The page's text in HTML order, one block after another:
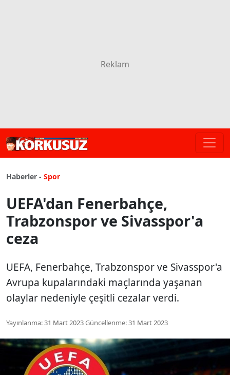
Haberler - Spor
UEFA'dan Fenerbahçe,
Trabzonspor ve Sivasspor'a
ceza
UEFA, Fenerbahçe, Trabzonspor ve Sivasspor'a
Avrupa kupalarındaki maçlarında yaşanan
olaylar nedeniyle çeşitli cezalar verdi.
Yayınlanma:31 Mart 2023Güncellenme:31 Mart 2023